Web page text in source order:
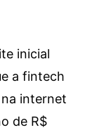
inicial
a fintech
internet
de R$